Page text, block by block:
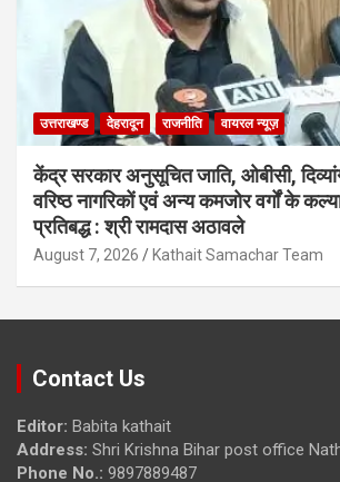
उत्तराखण्ड देहरादून राजनीति वायरल न्यूज़
केंद्र सरकार अनुसूचित जाति, ओबीसी,
वरिष्ठ नागरिकों एवं अन्य कमजोर वर्गों के
प्रतिबद्ध : श्री रामदास अठावले
August 7, 2026 Kathait Samachar Team
Contact Us
Editor: Babita kathait
Address: Shri Krishna Bihar post office
Phone No.: 9897889487